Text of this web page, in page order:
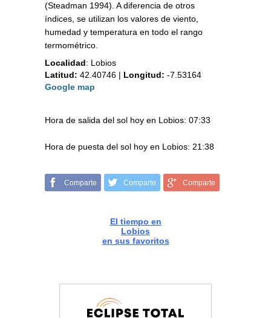
(Steadman 1994). A diferencia de otros
índices, se utilizan los valores de viento,
humedad y temperatura en todo el rango
termométrico.
Localidad: Lobios
Latitud: 42.40746 | Longitud: -7.53164
Google map
Hora de salida del sol hoy en Lobios: 07:33
Hora de puesta del sol hoy en Lobios: 21:38
Comparte Comparte Comparte
El tiempo en
Lobios
en sus favoritos